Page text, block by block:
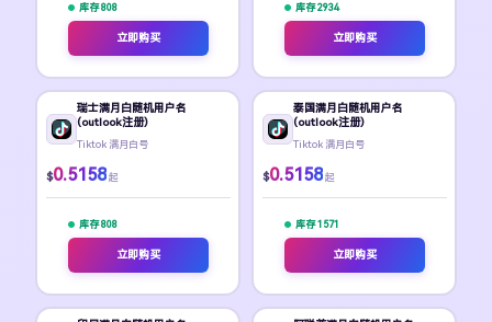
库存 808
立即购买
库存 2934
立即购买
瑞士满月白随机用户名
(outlook注册)
Tiktok 满月白号
$0.5158 起
库存 808
立即购买
泰国满月白随机用户名
(outlook注册)
Tiktok 满月白号
$0.5158 起
库存 1571
立即购买